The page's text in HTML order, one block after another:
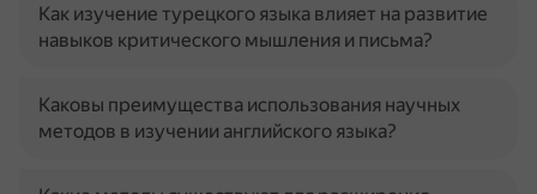
Как изучение турецкого языка влияет на развитие
навыков критического мышления и письма?
Каковы преимущества использования научных
методов в изучении английского языка?